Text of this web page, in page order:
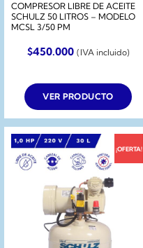
COMPRESOR LIBRE DE ACEITE
SCHULZ 50 LITROS – MODELO
MCSL 3/50 PM
$450.000 (IVA incluido)
VER PRODUCTO
¡OFERTA!